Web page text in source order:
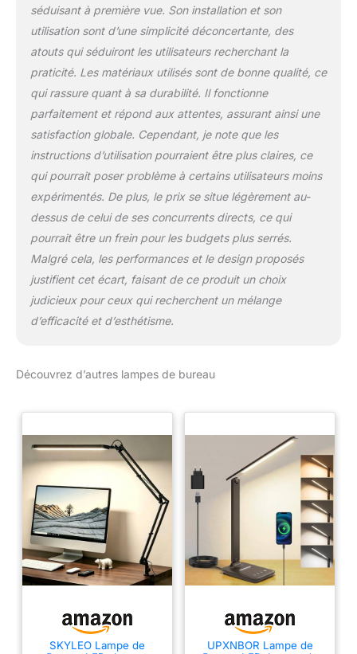
séduisant à première vue. Son installation et son
utilisation sont d’une simplicité déconcertante, des
atouts qui séduiront les utilisateurs recherchant la
praticité. Les matériaux utilisés sont de bonne qualité, ce
qui rassure quant à sa durabilité. Il fonctionne
parfaitement et répond aux attentes, assurant ainsi une
satisfaction globale. Cependant, je note que les
instructions d’utilisation pourraient être plus claires, ce
qui pourrait poser problème à certains utilisateurs moins
expérimentés. De plus, le prix se situe légèrement au-
dessus de celui de ses concurrents directs, ce qui
pourrait être un frein pour les budgets plus serrés.
Malgré cela, les performances et le design proposés
justifient cet écart, faisant de ce produit un choix
judicieux pour ceux qui recherchent un mélange
d’efficacité et d’esthétisme.
Découvrez d’autres lampes de bureau
SKYLEO Lampe de
UPXNBOR Lampe de